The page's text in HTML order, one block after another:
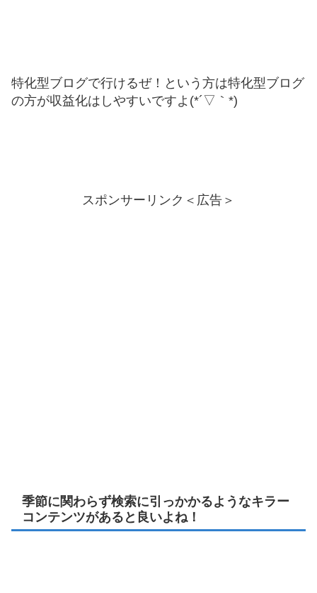
特化型ブログで行けるぜ！という方は特化型ブログ
の方が収益化はしやすいですよ(*´▽｀*)
スポンサーリンク＜広告＞
季節に関わらず検索に引っかかるようなキラー
コンテンツがあると良いよね！